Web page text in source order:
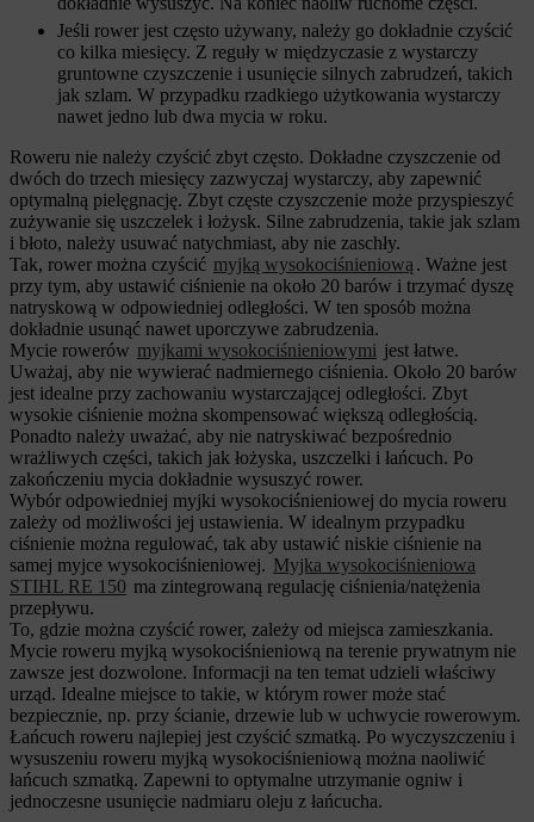
Jeśli rower jest często używany, należy go dokładnie czyścić
co kilka miesięcy. Z reguły w międzyczasie z wystarczy
gruntowne czyszczenie i usunięcie silnych zabrudzeń, takich
jak szlam. W przypadku rzadkiego użytkowania wystarczy
nawet jedno lub dwa mycia w roku.
Roweru nie należy czyścić zbyt często. Dokładne czyszczenie od
dwóch do trzech miesięcy zazwyczaj wystarczy, aby zapewnić
optymalną pielęgnację. Zbyt częste czyszczenie może przyspieszyć
zużywanie się uszczelek i łożysk. Silne zabrudzenia, takie jak szlam
i błoto, należy usuwać natychmiast, aby nie zaschły.
Tak, rower można czyścić myjką wysokociśnieniową . Ważne jest
przy tym, aby ustawić ciśnienie na około 20 barów i trzymać dyszę
natryskową w odpowiedniej odległości. W ten sposób można
dokładnie usunąć nawet uporczywe zabrudzenia.
Mycie rowerów myjkami wysokociśnieniowymi jest łatwe.
Uważaj, aby nie wywierać nadmiernego ciśnienia. Około 20 barów
jest idealne przy zachowaniu wystarczającej odległości. Zbyt
wysokie ciśnienie można skompensować większą odległością.
Ponadto należy uważać, aby nie natryskiwać bezpośrednio
wrażliwych części, takich jak łożyska, uszczelki i łańcuch. Po
zakończeniu mycia dokładnie wysuszyć rower.
Wybór odpowiedniej myjki wysokociśnieniowej do mycia roweru
zależy od możliwości jej ustawienia. W idealnym przypadku
ciśnienie można regulować, tak aby ustawić niskie ciśnienie na
samej myjce wysokociśnieniowej. Myjka wysokociśnieniowa
STIHL RE 150 ma zintegrowaną regulację ciśnienia/natężenia
przepływu.
To, gdzie można czyścić rower, zależy od miejsca zamieszkania.
Mycie roweru myjką wysokociśnieniową na terenie prywatnym nie
zawsze jest dozwolone. Informacji na ten temat udzieli właściwy
urząd. Idealne miejsce to takie, w którym rower może stać
bezpiecznie, np. przy ścianie, drzewie lub w uchwycie rowerowym.
Łańcuch roweru najlepiej jest czyścić szmatką. Po wyczyszczeniu i
wysuszeniu roweru myjką wysokociśnieniową można naoliwić
łańcuch szmatką. Zapewni to optymalne utrzymanie ogniw i
jednoczesne usunięcie nadmiaru oleju z łańcucha.